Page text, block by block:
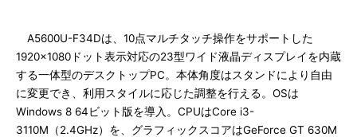
A5600U-F34Dは、10点マルチタッチ操作をサポートした
1920×1080ドット表示対応の23型ワイド液晶ディスプレイを内蔵
する一体型のデスクトップPC。本体角度はスタンドにより自由
に変更でき、利用スタイルに応じた調整を行える。OSは
Windows 8 64ビット版を導入。CPUはCore i3-
3110M（2.4GHz）を、グラフィックスコアはGeForce GT 630M